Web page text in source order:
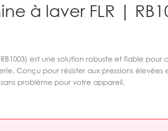
à laver FLR |
est une solution robuste et fiable
Conçu pour résister aux pressions élevées
problème pour votre appareil.